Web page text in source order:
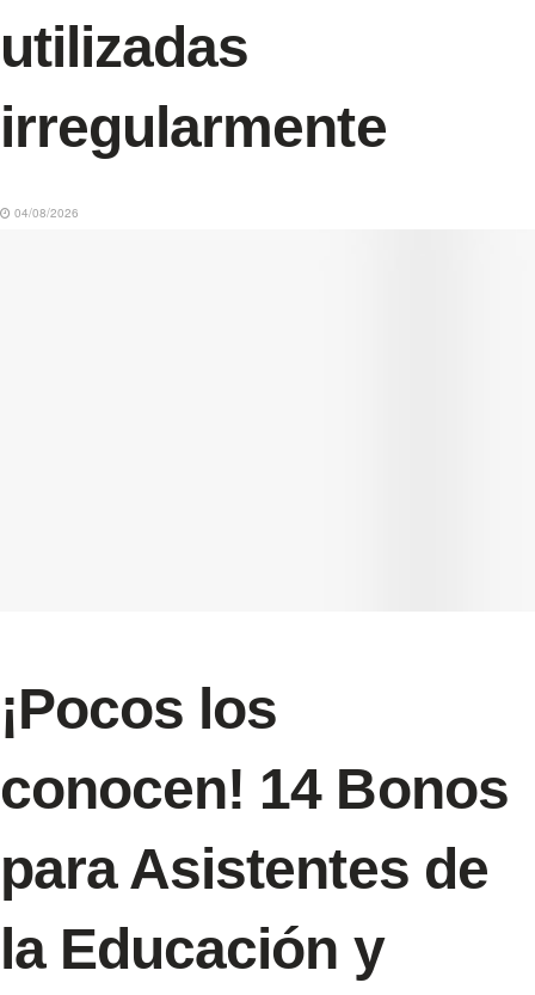
utilizadas
irregularmente
04/08/2026
¡Pocos los
conocen! 14 Bonos
para Asistentes de
la Educación y